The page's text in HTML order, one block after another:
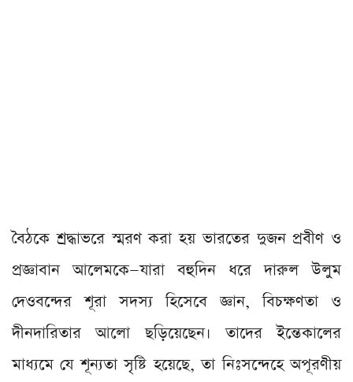
বৈঠকে শ্রদ্ধাভরে স্মরণ করা হয় ভারতের দুজন প্রবীণ ও
প্রজ্ঞাবান আলেমকে—যারা বহুদিন ধরে দারুল উলুম
দেওবন্দের শূরা সদস্য হিসেবে জ্ঞান, বিচক্ষণতা ও
দীনদারিতার আলো ছড়িয়েছেন। তাদের ইন্তেকালের
মাধ্যমে যে শূন্যতা সৃষ্টি হয়েছে, তা নিঃসন্দেহে অপূরণীয়